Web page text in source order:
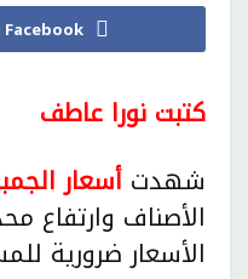
Facebook
كتبت نورا عاطف
شهدت أسعار
الأصناف وارتفاع
الأسعار ضرورية